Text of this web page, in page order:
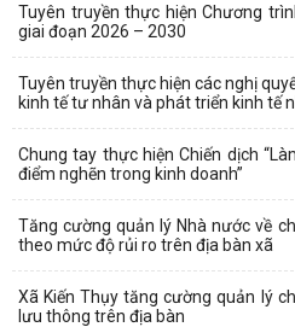
Tuyên truyền thực hiện Chương
giai đoạn 2026 – 2030
Tuyên truyền thực hiện các nghị
kinh tế tư nhân và phát triển kinh tế
Chung tay thực hiện Chiến dịch
điểm nghẽn trong kinh doanh”
Tăng cường quản lý Nhà nước về
theo mức độ rủi ro trên địa bàn xã
Xã Kiến Thụy tăng cường quản lý
lưu thông trên địa bàn